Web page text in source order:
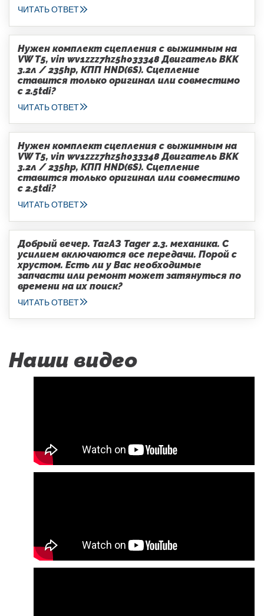
ЧИТАТЬ ОТВЕТ
Нужен комплект сцепления с выжимным на
VW T5, vin wv1zzz7hz5h033348 Двигатель BKK
3.2л / 235hp, КПП HND(6S). Сцепление
ставится только оригинал или совместимо
с 2.5tdi?
ЧИТАТЬ ОТВЕТ
Нужен комплект сцепления с выжимным на
VW T5, vin wv1zzz7hz5h033348 Двигатель BKK
3.2л / 235hp, КПП HND(6S). Сцепление
ставится только оригинал или совместимо
с 2.5tdi?
ЧИТАТЬ ОТВЕТ
Добрый вечер. ТагАЗ Tager 2.3. механика. С
усилием включаются все передачи. Порой с
хрустом. Есть ли у Вас необходимые
запчасти или ремонт может затянуться по
времени на их поиск?
ЧИТАТЬ ОТВЕТ
Наши видео